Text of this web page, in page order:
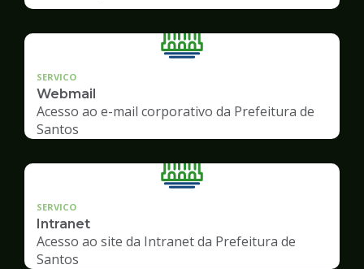
SERVICO
Webmail
Acesso ao e-mail corporativo da Prefeitura de
Santos
SERVICO
Intranet
Acesso ao site da Intranet da Prefeitura de
Santos